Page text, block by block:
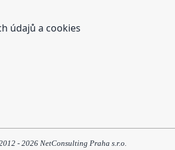
údajů a cookies
- 2026 NetConsulting Praha s.r.o.